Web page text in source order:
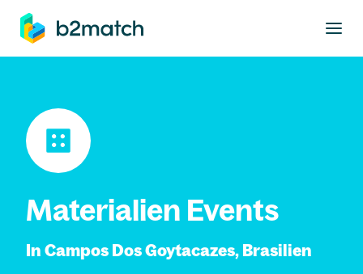
springen
Materialien Events
In Campos Dos Goytacazes, Brasilien